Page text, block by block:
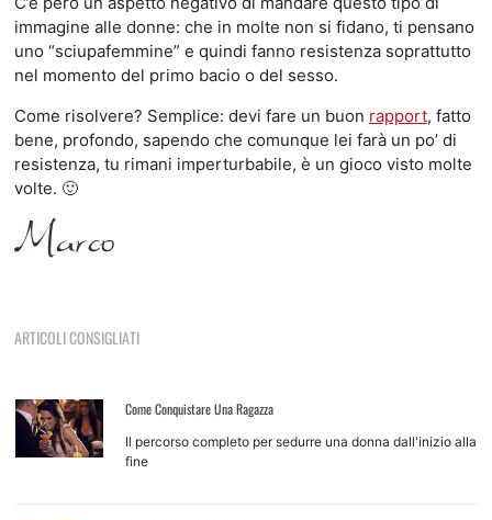
immagine alle donne: che in molte non si fidano, ti pensano
uno “sciupafemmine” e quindi fanno resistenza soprattutto
nel momento del primo bacio o del sesso.
Come risolvere? Semplice: devi fare un buon rapport, fatto
bene, profondo, sapendo che comunque lei farà un po’ di
resistenza, tu rimani imperturbabile, è un gioco visto molte
volte. 🙂
ARTICOLI CONSIGLIATI
Come Conquistare Una Ragazza
Il percorso completo per sedurre una donna dall'inizio alla
fine